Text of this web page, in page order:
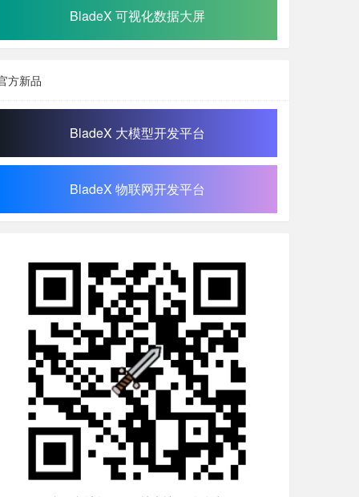
BladeX 可视化数据大屏
方新品
BladeX 大模型开发平台
BladeX 物联网开发平台